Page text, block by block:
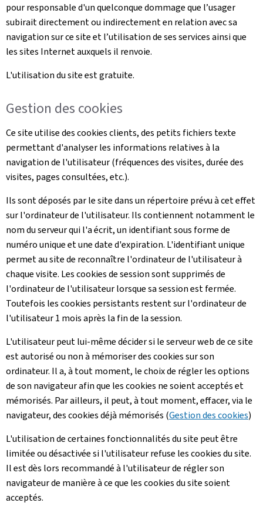
pour responsable d'un quelconque dommage que l’usager
subirait directement ou indirectement en relation avec sa
navigation sur ce site et l’utilisation de ses services ainsi que
les sites Internet auxquels il renvoie.
L'utilisation du site est gratuite.
Gestion des cookies
Ce site utilise des cookies clients, des petits fichiers texte
permettant d'analyser les informations relatives à la
navigation de l'utilisateur (fréquences des visites, durée des
visites, pages consultées, etc.).
Ils sont déposés par le site dans un répertoire prévu à cet effet
sur l'ordinateur de l'utilisateur. Ils contiennent notamment le
nom du serveur qui l'a écrit, un identifiant sous forme de
numéro unique et une date d'expiration. L'identifiant unique
permet au site de reconnaître l'ordinateur de l'utilisateur à
chaque visite. Les cookies de session sont supprimés de
l'ordinateur de l'utilisateur lorsque sa session est fermée.
Toutefois les cookies persistants restent sur l'ordinateur de
l'utilisateur 1 mois après la fin de la session.
L'utilisateur peut lui-même décider si le serveur web de ce site
est autorisé ou non à mémoriser des cookies sur son
ordinateur. Il a, à tout moment, le choix de régler les options
de son navigateur afin que les cookies ne soient acceptés et
mémorisés. Par ailleurs, il peut, à tout moment, effacer, via le
navigateur, des cookies déjà mémorisés (Gestion des cookies)
L'utilisation de certaines fonctionnalités du site peut être
limitée ou désactivée si l'utilisateur refuse les cookies du site.
Il est dès lors recommandé à l'utilisateur de régler son
navigateur de manière à ce que les cookies du site soient
acceptés.